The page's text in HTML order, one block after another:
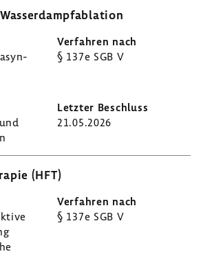
§ 137e SGB V
21.05.2026
(HFT)
§ 137e SGB V